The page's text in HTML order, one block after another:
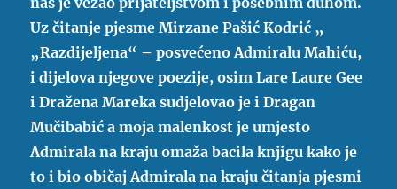
Uz čitanje pjesme Mirzane Pašić Kodrić „
„Razdijeljena“ – posvećeno Admiralu Mahiću,
i dijelova njegove poezije, osim Lare Laure Gee
i Dražena Mareka sudjelovao je i Dragan
Mučibabić a moja malenkost je umjesto
Admirala na kraju omaža bacila knjigu kako je
to i bio običaj Admirala na kraju čitanja pjesmi